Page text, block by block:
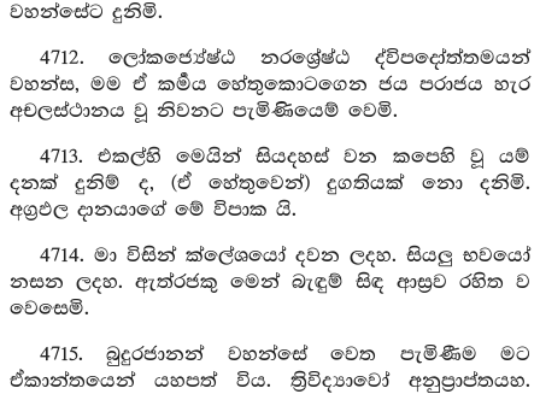
වහන්සේට දුනිමි.
4712. ලෝකජ්‍යේෂ්ඨ නරශ්‍රේෂ්ඨ ද්විපදෝත්තමයන්
වහන්ස, මම ඒ කර්‍මය හේතුකොටගෙන ජය පරාජය හැර
අචලස්ථානය වූ නිවනට පැමිණියෙම් වෙමි.
4713. එකල්හි මෙයින් සියදහස් වන කපෙහි වූ යම්
දනක් දුනිම් ද, (ඒ හේතුවෙන්) දුගතියක් නො දනිමි.
අග්‍රඵල දානයාගේ මේ විපාක යි.
4714. මා විසින් ක්ලේශයෝ දවන ලදහ. සියලු භවයෝ
නසන ලදහ. ඇත්රජකු මෙන් බැඳුම් සිඳ ආස්‍රව රහිත ව
වෙසෙමි.
4715. බුදුරජානන් වහන්සේ වෙත පැමිණීම මට
ඒකාන්තයෙන් යහපත් විය. ත්‍රිවිද්‍යාවෝ අනුප්‍රාප්තයහ.